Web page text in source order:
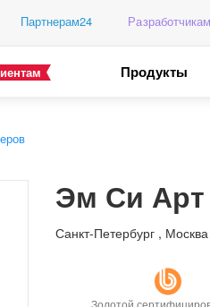
Партнерам24 Разработчикам
Продукты
Эм Си Арт
Санкт-Петербург , Москва
Золотой